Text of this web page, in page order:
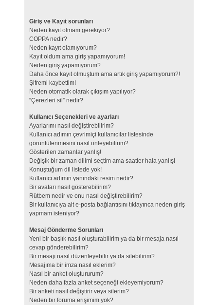
Giriş ve Kayıt sorunları
Neden kayıt olmam gerekiyor?
COPPA nedir?
Neden kayıt olamıyorum?
Kayıt oldum ama giriş yapamıyorum!
Neden giriş yapamıyorum?
Daha önce kayıt olmuştum ama artık giriş yapamıyorum?!
Şifremi kaybettim!
Neden otomatik olarak çıkışım yapılıyor?
“Çerezleri sil” nedir?
Kullanıcı Seçenekleri ve ayarları
Ayarlarımı nasıl değiştirebilirim?
Kullanıcı adımın çevrimiçi kullanıcılar listesinde
görüntülenmesini nasıl önleyebilirim?
Gösterilen zamanlar yanlış!
Değişik bir zaman dilimi seçtim ama saatler hala yanlış!
Konuştuğum dil listede yok!
Kullanıcı adımın yanındaki resim nedir?
Bir avatarı nasıl gösterebilirim?
Rütbem nedir ve onu nasıl değiştirebilirim?
Bir kullanıcıya ait e-posta bağlantısını tıklayınca neden giriş
yapmam isteniyor?
Mesaj Gönderme Sorunları
Yeni bir başlık nasıl oluşturabilirim ya da bir mesaja nasıl
cevap gönderebilirim?
Bir mesajı nasıl düzenleyebilir ya da silebilirim?
Mesajıma bir imza nasıl eklerim?
Nasıl bir anket oluştururum?
Neden daha fazla anket seçeneği ekleyemiyorum?
Bir anketi nasıl değiştirir veya silerim?
Neden bir foruma erişimim yok?